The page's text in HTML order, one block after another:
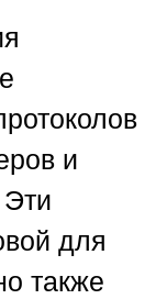
и
для
также